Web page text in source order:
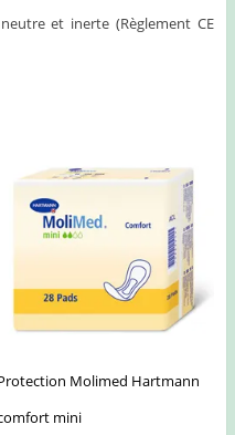
et inerte (Règlement CE
Molimed Hartmann
mini